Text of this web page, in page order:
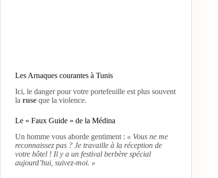
Les Arnaques courantes à Tunis
Ici, le danger pour votre portefeuille est plus souvent
la ruse que la violence.
Le « Faux Guide » de la Médina
Un homme vous aborde gentiment : « Vous ne me
reconnaissez pas ? Je travaille à la réception de
votre hôtel ! Il y a un festival berbère spécial
aujourd’hui, suivez-moi. »